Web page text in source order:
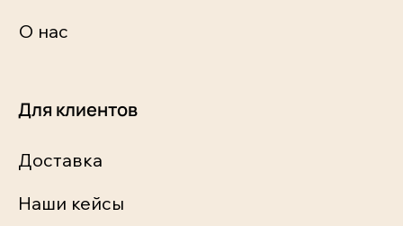
О нас
Для клиентов
Доставка
Наши кейсы